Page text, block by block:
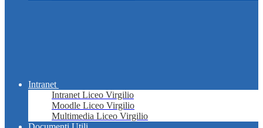
Intranet
Intranet Liceo Virgilio
Moodle Liceo Virgilio
Multimedia Liceo Virgilio